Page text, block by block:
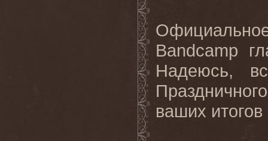
Bandcamp
Надеюсь,
ваших